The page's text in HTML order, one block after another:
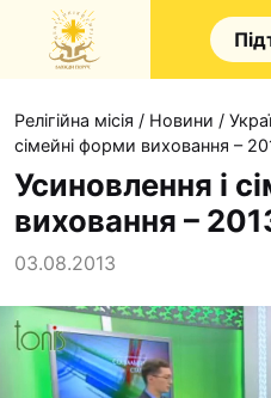
Релігійна місія / Новини /
сімейні форми виховання –
Усиновлення і
виховання –
03.08.2013